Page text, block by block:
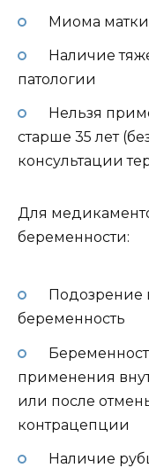
Миома матки
Наличие
патологии
Нельзя
старше 35 лет
консультации
Для
беременности:
Подозрение
беременность
применения
или после
контрацепции
Наличие